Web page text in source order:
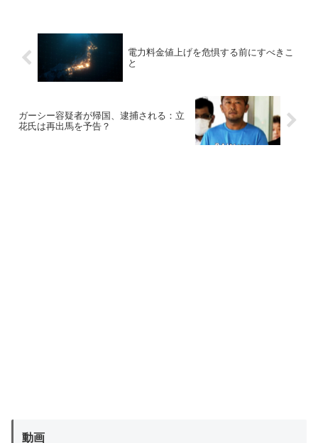
電力料金値上げを危惧する前にすべきこ
と
ガーシー容疑者が帰国、逮捕される：立
花氏は再出馬を予告？
動画